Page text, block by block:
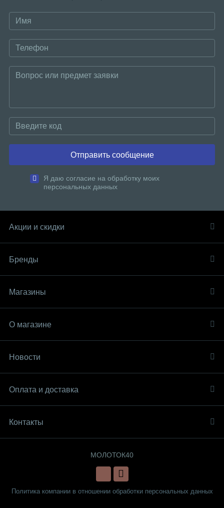
Отправить сообщение
Я даю согласие на обработку моих
персональных данных
Акции и скидки
Бренды
Магазины
О магазине
Новости
Оплата и доставка
Контакты
МОЛОТОК40
Политика компании в отношении обработки персональных данных